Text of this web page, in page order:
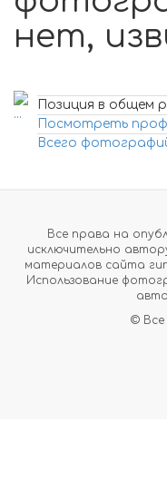
нет,
Позиция в общем
Посмотреть
Всего
Все права на
исключительно
материалов сайта
Использование
©